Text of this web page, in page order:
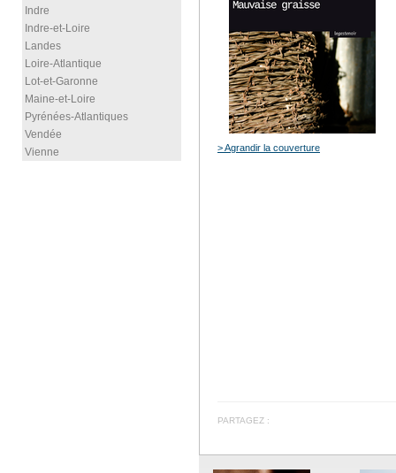
Indre
Indre-et-Loire
Landes
Loire-Atlantique
Lot-et-Garonne
Maine-et-Loire
Pyrénées-Atlantiques
Vendée
Vienne
> Agrandir la couverture
PARTAGEZ :